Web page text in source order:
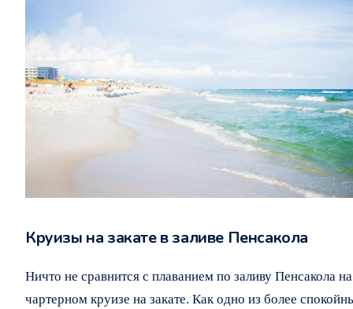
Круизы на закате в заливе Пенсакола
Ничто не сравнится с плаванием по заливу Пенсакола на
чартерном круизе на закате. Как одно из более